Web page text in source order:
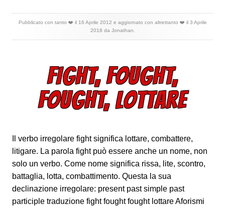
Pubblicato con tanto ❤️ il 16 Aprile 2012 e aggiornato con altrettanto ❤️ il 3 Aprile
2018 da Jonathan.
FIGHT, FOUGHT,
FOUGHT, LOTTARE
Il verbo irregolare fight significa lottare, combattere,
litigare. La parola fight può essere anche un nome, non
solo un verbo. Come nome significa rissa, lite, scontro,
battaglia, lotta, combattimento. Questa la sua
declinazione irregolare: present past simple past
participle traduzione fight fought fought lottare Aforismi